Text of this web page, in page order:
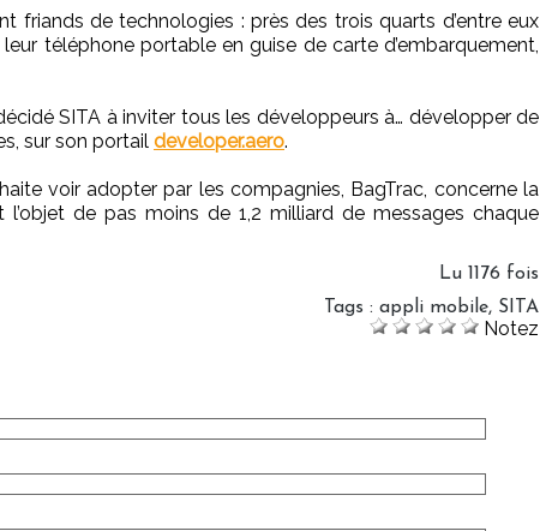
friands de technologies : près des trois quarts d’entre eux
leur téléphone portable en guise de carte d’embarquement,
SITA à inviter tous les développeurs à… développer de
sur son portail developer.aero.
voir adopter par les compagnies, BagTrac, concerne la
de pas moins de 1,2 milliard de messages chaque
Lu 1176 fois
Tags : appli mobile, SITA
Notez